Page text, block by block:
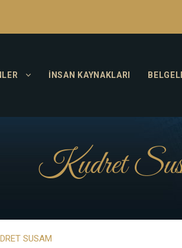
İNSAN KAYNAKLARI
Kudret
SUSAM